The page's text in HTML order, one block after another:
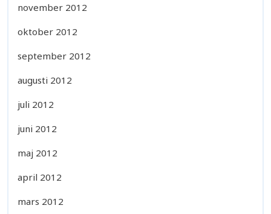
november 2012
oktober 2012
september 2012
augusti 2012
juli 2012
juni 2012
maj 2012
april 2012
mars 2012